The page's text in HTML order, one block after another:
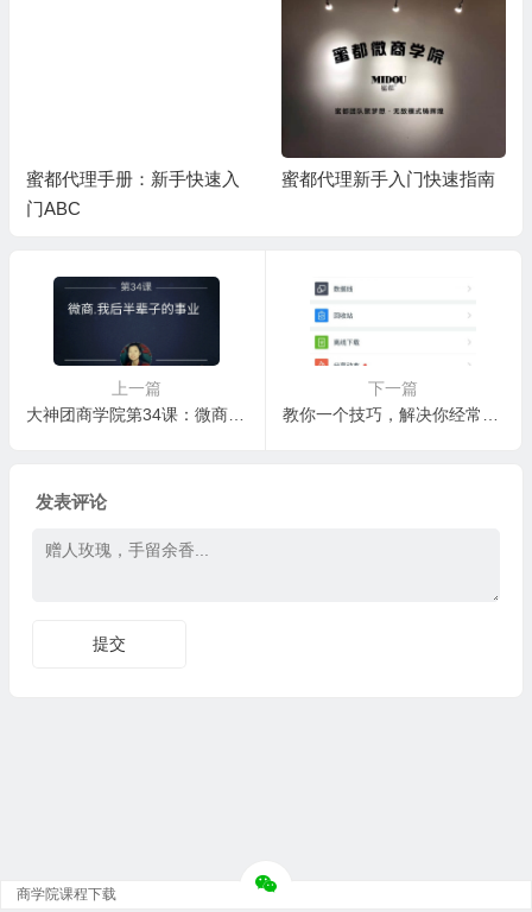
蜜都代理手册：新手快速入
门ABC
蜜都代理新手入门快速指南
上一篇
大神团商学院第34课：微商.我后半辈子的事业
下一篇
发表评论
商学院课程下载